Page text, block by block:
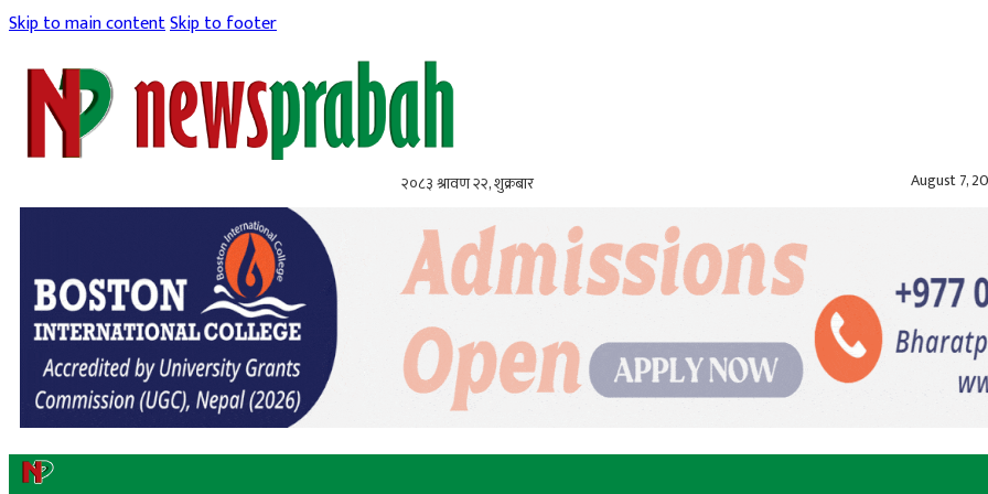
Skip to main contentSkip to footer
२०८३ श्रावण २२, शुक्रबार August 7,